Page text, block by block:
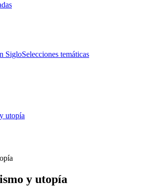
SigloSelecciones temáticas
utopía
y utopía